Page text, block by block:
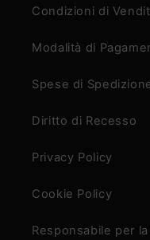
Condizioni di
Modalità di
Spese di
Diritto di Recesso
Privacy Policy
Cookie Policy
Responsabile per